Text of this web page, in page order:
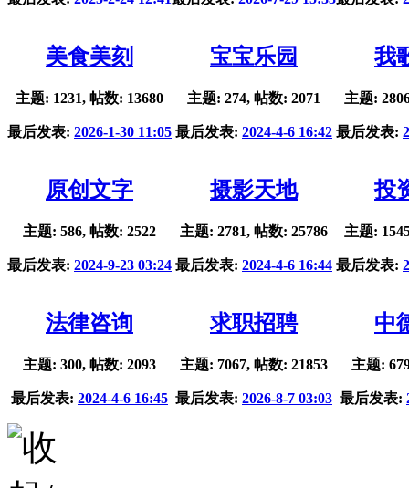
美食美刻
主题: 1231, 帖数: 13680
最后发表: 2026-1-30 11:05
宝宝乐园
主题: 274, 帖数: 2071
最后发表: 2024-4-6 16:42
我
主题:
最后发表:
原创文字
主题: 586, 帖数: 2522
最后发表: 2024-9-23 03:24
摄影天地
主题: 2781, 帖数: 25786
最后发表: 2024-4-6 16:44
投
主题:
最后发表:
法律咨询
主题: 300, 帖数: 2093
最后发表: 2024-4-6 16:45
求职招聘
主题: 7067, 帖数: 21853
最后发表: 2026-8-7 03:03
中
主题:
最后发表: